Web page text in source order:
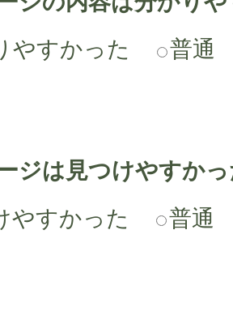
やすかった
普通
ジは見つけやすか
やすかった
普通